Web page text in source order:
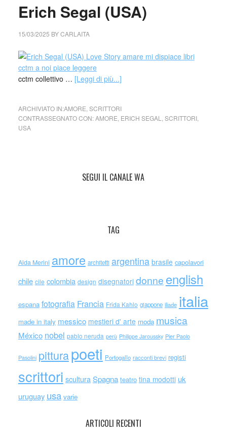
Erich Segal (USA)
15/03/2025 BYCARLAITA
cctm collettivo … [Leggi di più...]
ARCHIVIATO IN:AMORE SCRITTORI
CONTRASSEGNATO CON:AMORE ERICH SEGAL SCRITTORI,
USA
SEGUI IL CANALE WA
TAG
Alda Merini amore architetti argentina brasile capolavori
chile cile colombia design disegnatori donne english
espana fotografia Francia Frida Kahlo giappone iliade italia
made in italy messico mestieri d' arte moda musica
México nobel pablo neruda perù Philippe Jaroussky Pier Paolo
Pasolini pitturapoeti Portogallo racconti brevi registi
scrittori scultura Spagna teatro tina modotti uk
uruguay usa varie
ARTICOLI RECENTI